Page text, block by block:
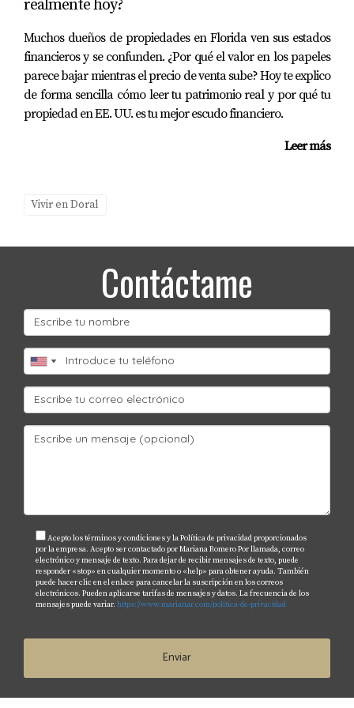
Para muchas familias, vale cada centavo.
3.HOA (Homeowners Association)
Prácticamente Obligatorio
landscaping, etc.)
y los valores de propiedad altos.
4.Ambiente Puede Sentirse "Suburbano"
Si buscas vida urbana tipo Miami Beach o Brickell:
Necesitas auto para todo (no es walkable excepto
Downtown Doral)
Ambiente más familiar que "trendy"
Menos diversidad arquitectónica (muchas
seguridad sobre vida nocturna.
Clima y Clima (Sí, Repito)
Calor y Humedad:
Aire acondicionado es esencial (bills eléctricos
Riesgo de Huracanes:
realmente hoy?
Muchos dueños de propiedades en Florida ven sus estados
financieros y se confunden. ¿Por qué el valor en los papeles
parece bajar mientras el precio de venta sube? Hoy te explico
de forma sencilla cómo leer tu patrimonio real y por qué tu
propiedad en EE. UU. es tu mejor escudo financiero.
Leer más
Vivir en Doral
Contáctame
Acepto los términos y condiciones y la Política de privacidad proporcionados
por la empresa. Acepto ser contactado por Mariana Romero Por llamada, correo
electrónico y mensaje de texto. Para dejar de recibir mensajes de texto, puede
responder «stop» en cualquier momento o «help» para obtener ayuda. También
puede hacer clic en el enlace para cancelar la suscripción en los correos
electrónicos. Pueden aplicarse tarifas de mensajes y datos. La frecuencia de los
mensajes puede variar. https://www.marianar.com/politica-de-privacidad
Enviar